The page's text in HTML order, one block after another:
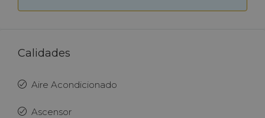
Calidades
Aire Acondicionado
Ascensor